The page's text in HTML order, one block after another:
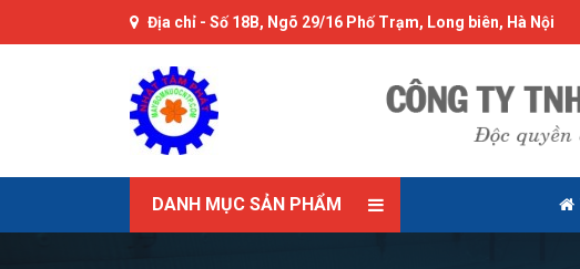
Địa chỉ - Số 18B, Ngõ 29/16 Phố Trạm, Long biên, Hà Nội
DANH MỤC SẢN PHẨM